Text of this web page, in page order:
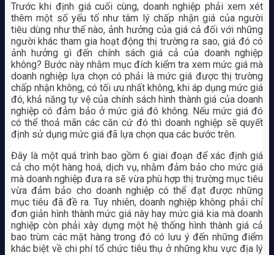
Trước khi định giá cuối cùng, doanh nghiệp phải xem xét
thêm một số yếu tố như tâm lý chấp nhận giá của người
tiêu dùng như thế nào, ảnh hưởng của giá cả đối với những
người khác tham gia hoạt động thị trường ra sao, giá đó có
ảnh hưởng gì đến chính sách giá cả của doanh nghiệp
không? Bước này nhằm mục đích kiểm tra xem mức giá mà
doanh nghiệp lựa chọn có phải là mức giá được thị trường
chấp nhận không, có tối ưu nhất không, khi áp dụng mức giá
đó, khả năng tự vệ của chính sách hình thành giá của doanh
nghiệp có đảm bảo ở mức giá đó không. Nếu mức giá đó
có thể thoả mãn các căn cứ đó thì doanh nghiệp sẽ quyết
định sử dụng mức giá đã lựa chọn qua các bước trên.
Đây là một quá trình bao gồm 6 giai đoạn để xác định giá
cả cho một hàng hoá, dịch vụ, nhằm đảm bảo cho mức giá
mà doanh nghiệp đưa ra sẽ vừa phù hợp thị trường mục tiêu
vừa đảm bảo cho doanh nghiệp có thể đạt được những
mục tiêu đã đề ra. Tuy nhiên, doanh nghiệp không phải chỉ
đơn giản hình thành mức giá này hay mức giá kia mà doanh
nghiệp còn phải xây dựng một hệ thống hình thành giá cả
bao trùm các mặt hàng trong đó có lưu ý đến những điểm
khác biệt về chi phí tổ chức tiêu thụ ở những khu vực địa lý